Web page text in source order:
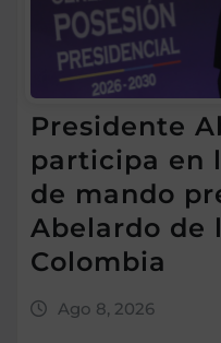
Presidente
participa en
de mando
Abelardo de
Colombia
Ago 8, 2026